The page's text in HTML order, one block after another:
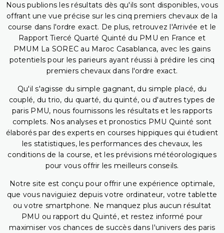
Nous publions les résultats dès qu'ils sont disponibles, vous
offrant une vue précise sur les cinq premiers chevaux de la
course dans l'ordre exact. De plus, retrouvez l'Arrivée et le
Rapport Tiercé Quarté Quinté du PMU en France et
PMUM La SOREC au Maroc Casablanca, avec les gains
potentiels pour les parieurs ayant réussi à prédire les cinq
premiers chevaux dans l'ordre exact.
Qu'il s'agisse du simple gagnant, du simple placé, du
couplé, du trio, du quarté, du quinté, ou d'autres types de
paris PMU, nous fournissons les résultats et les rapports
complets. Nos analyses et pronostics PMU Quinté sont
élaborés par des experts en courses hippiques qui étudient
les statistiques, les performances des chevaux, les
conditions de la course, et les prévisions météorologiques
pour vous offrir les meilleurs conseils.
Notre site est conçu pour offrir une expérience optimale,
que vous naviguiez depuis votre ordinateur, votre tablette
ou votre smartphone. Ne manquez plus aucun résultat
PMU ou rapport du Quinté, et restez informé pour
maximiser vos chances de succès dans l'univers des paris